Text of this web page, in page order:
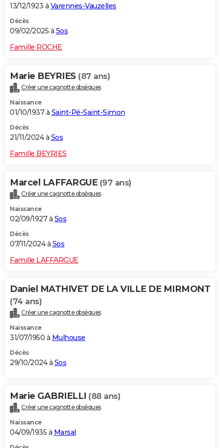
13/12/1923 à Varennes-Vauzelles
Décès
09/02/2025 à Sos
Famille ROCHE
Marie BEYRIES (87 ans)
Créer une cagnotte obsèques
Naissance
01/10/1937 à Saint-Pé-Saint-Simon
Décès
21/11/2024 à Sos
Famille BEYRIES
Marcel LAFFARGUE (97 ans)
Créer une cagnotte obsèques
Naissance
02/09/1927 à Sos
Décès
07/11/2024 à Sos
Famille LAFFARGUE
Daniel MATHIVET DE LA VILLE DE MIRMONT
(74 ans)
Créer une cagnotte obsèques
Naissance
31/07/1950 à Mulhouse
Décès
29/10/2024 à Sos
Marie GABRIELLI (88 ans)
Créer une cagnotte obsèques
Naissance
04/09/1935 à Marsal